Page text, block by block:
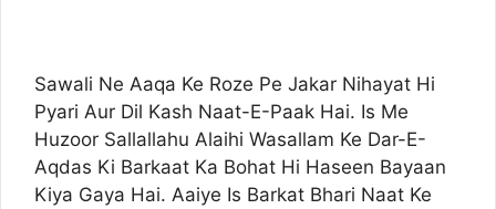
Sawali Ne Aaqa Ke Roze Pe Jakar Nihayat Hi
Pyari Aur Dil Kash Naat-E-Paak Hai. Is Me
Huzoor Sallallahu Alaihi Wasallam Ke Dar-E-
Aqdas Ki Barkaat Ka Bohat Hi Haseen Bayaan
Kiya Gaya Hai. Aaiye Is Barkat Bhari Naat Ke